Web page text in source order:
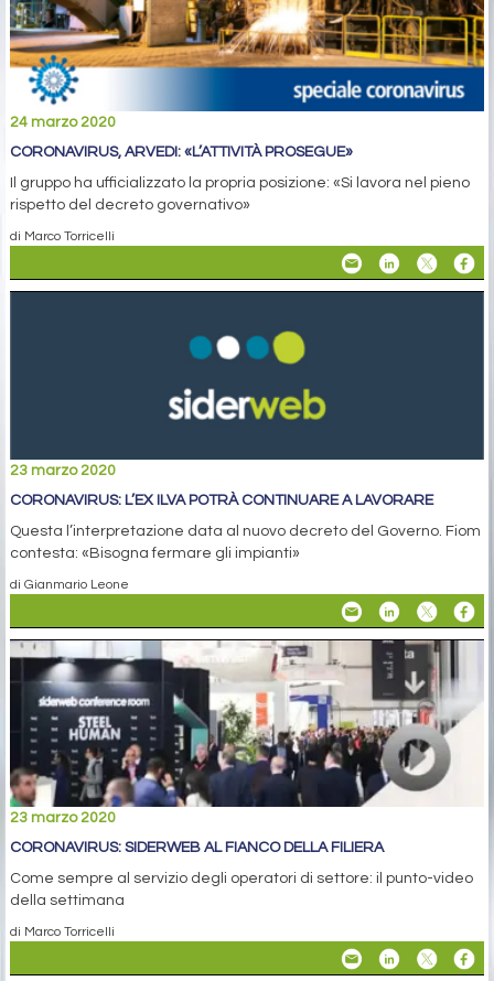
24 marzo 2020
CORONAVIRUS, ARVEDI: «L’ATTIVITÀ PROSEGUE»
Il gruppo ha ufficializzato la propria posizione: «Si lavora nel pieno
rispetto del decreto governativo»
di Marco Torricelli
23 marzo 2020
CORONAVIRUS: L’EX ILVA POTRÀ CONTINUARE A LAVORARE
Questa l’interpretazione data al nuovo decreto del Governo. Fiom
contesta: «Bisogna fermare gli impianti»
di Gianmario Leone
23 marzo 2020
CORONAVIRUS: SIDERWEB AL FIANCO DELLA FILIERA
Come sempre al servizio degli operatori di settore: il punto-video
della settimana
di Marco Torricelli